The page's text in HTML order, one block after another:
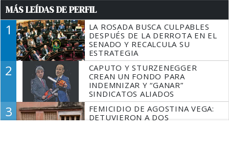
MÁS LEÍDAS DE PERFIL
1
LA ROSADA BUSCA CULPABLES
DESPUÉS DE LA DERROTA EN EL
SENADO Y RECALCULA SU
ESTRATEGIA
2
CAPUTO Y STURZENEGGER
CREAN UN FONDO PARA
INDEMNIZAR Y “GANAR”
SINDICATOS ALIADOS
3
FEMICIDIO DE AGOSTINA VEGA:
DETUVIERON A DOS